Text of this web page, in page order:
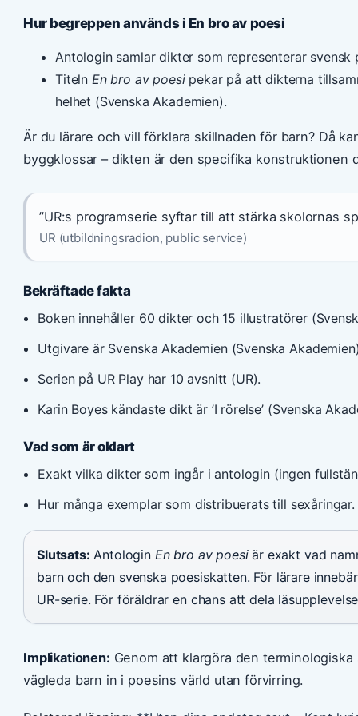
Hur begreppen används i En bro av poesi
Antologin samlar dikter som representerar svensk
Titeln En bro av poesipekar på att dikterna
helhet (Svenska Akademien).
Är du lärare och vill förklara skillnaden för barn? Då
byggklossar – dikten är den specifika konstruktionen
”UR:s programserie syftar till att stärka skolornas
UR (utbildningsradion, public service)
Bekräftade fakta
Boken innehåller 60 dikter och 15 illustratörer
Utgivare är Svenska Akademien (Svenska
Serien på UR Play har 10 avsnitt (UR).
Karin Boyes kändaste dikt är ’I rörelse’ (Svenska
Vad som är oklart
Exakt vilka dikter som ingår i antologin (ingen
Hur många exemplar som distribuerats till sexåringar.
Slutsats: Antologin En bro av poesiär exakt vad
barn och den svenska poesiskatten. För lärare
UR-serie. För föräldrar en chans att dela
Implikationen: Genom att klargöra den
vägleda barn in i poesins värld utan förvirring.